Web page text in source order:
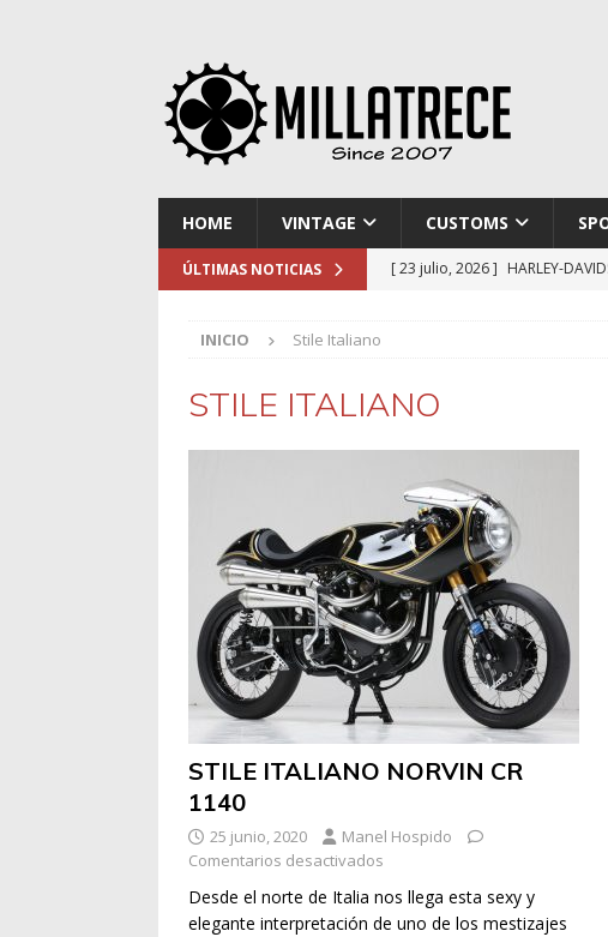
HOME VINTAGE CUSTOMS
ÚLTIMAS NOTICIAS [ 23 julio, 2026 ] HARLEY-
[ 2 julio, 2026 ]
INICIO Stile Italiano
STILE ITALIANO
STILE ITALIANO NORVIN CR
1140
25 junio, 2020
Manel Hospido
Comentarios desactivados
Desde el norte de Italia nos llega esta sexy y
elegante interpretación de uno de los mestizajes